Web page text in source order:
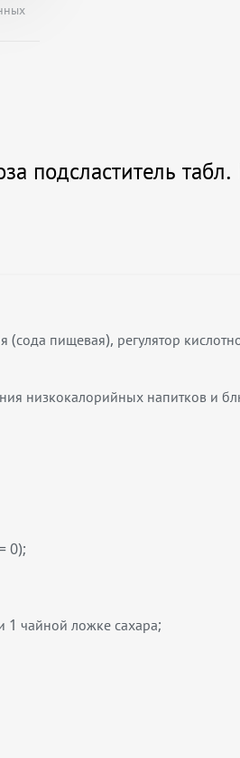
подсластитель
(сода пищевая), регулятор
низкокалорийных напитков и
0);
1 чайной ложке сахара;